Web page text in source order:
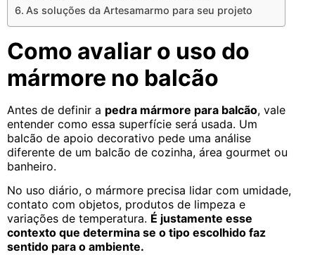
As soluções da Artesamarmo para seu projeto
Como avaliar o uso do
mármore no balcão
Antes de definir a pedra mármore para balcão, vale
entender como essa superfície será usada. Um
balcão de apoio decorativo pede uma análise
diferente de um balcão de cozinha, área gourmet ou
banheiro.
No uso diário, o mármore precisa lidar com umidade,
contato com objetos, produtos de limpeza e
variações de temperatura. É justamente esse
contexto que determina se o tipo escolhido faz
sentido para o ambiente.